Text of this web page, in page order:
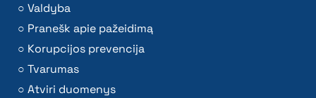
Valdyba
Pranešk apie pažeidimą
Korupcijos prevencija
Tvarumas
Atviri duomenys